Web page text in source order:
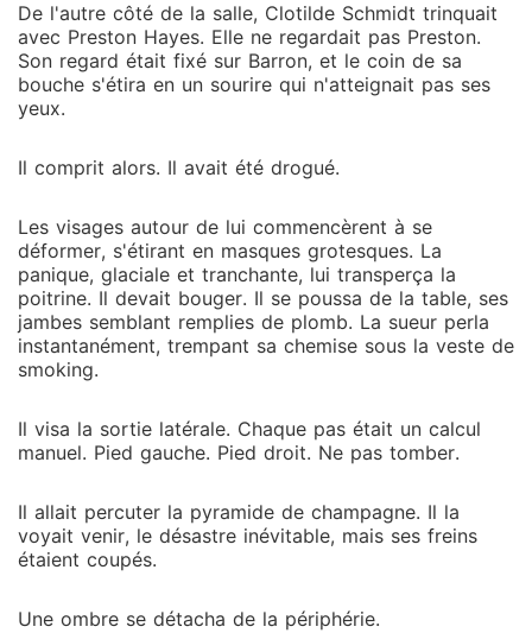
racheter ma liberté et réduire leurs empires en
cendres.
De l'autre côté de la salle, Clotilde Schmidt trinquait
avec Preston Hayes. Elle ne regardait pas Preston.
Son regard était fixé sur Barron, et le coin de sa
bouche s'étira en un sourire qui n'atteignait pas ses
yeux.
Il comprit alors. Il avait été drogué.
Les visages autour de lui commencèrent à se
déformer, s'étirant en masques grotesques. La
panique, glaciale et tranchante, lui transperça la
poitrine. Il devait bouger. Il se poussa de la table, ses
jambes semblant remplies de plomb. La sueur perla
instantanément, trempant sa chemise sous la veste de
smoking.
Il visa la sortie latérale. Chaque pas était un calcul
manuel. Pied gauche. Pied droit. Ne pas tomber.
Il allait percuter la pyramide de champagne. Il la
voyait venir, le désastre inévitable, mais ses freins
étaient coupés.
Une ombre se détacha de la périphérie.